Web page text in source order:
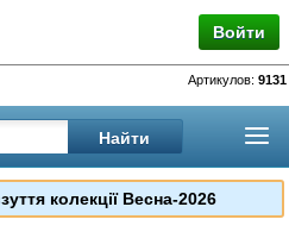
Войти
Артикулов: 9131
колекції Весна-2026